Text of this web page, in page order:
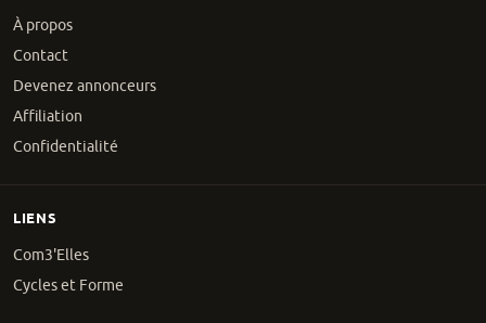
À propos
Contact
Devenez annonceurs
Affiliation
Confidentialité
LIENS
Com3'Elles
Cycles et Forme